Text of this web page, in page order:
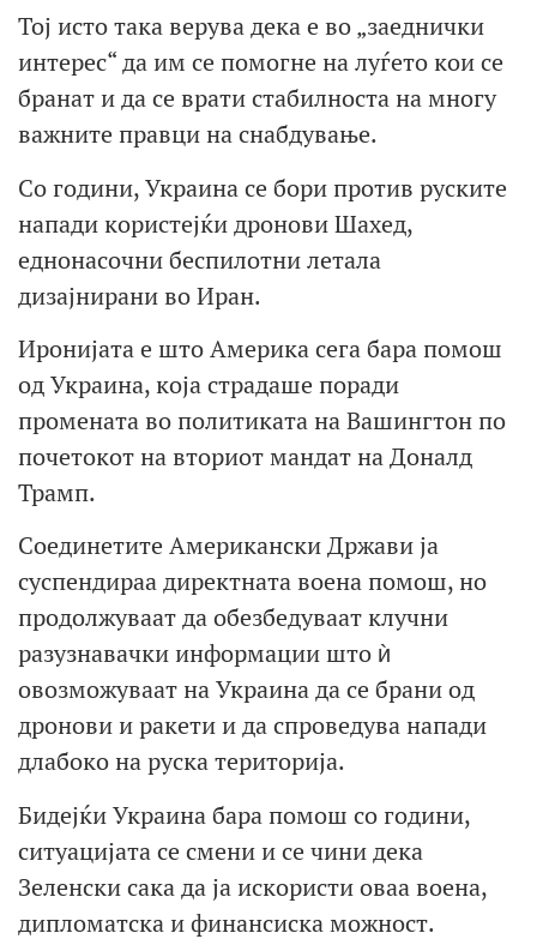
Тој исто така верува дека е во „заеднички
интерес“ да им се помогне на луѓето кои се
бранат и да се врати стабилноста на многу
важните правци на снабдување.
Со години, Украина се бори против руските
напади користејќи дронови Шахед,
еднонасочни беспилотни летала
дизајнирани во Иран.
Иронијата е што Америка сега бара помош
од Украина, која страдаше поради
промената во политиката на Вашингтон по
почетокот на вториот мандат на Доналд
Трамп.
Соединетите Американски Држави ја
суспендираа директната воена помош, но
продолжуваат да обезбедуваат клучни
разузнавачки информации што ѝ
овозможуваат на Украина да се брани од
дронови и ракети и да спроведува напади
длабоко на руска територија.
Бидејќи Украина бара помош со години,
ситуацијата се смени и се чини дека
Зеленски сака да ја искористи оваа воена,
дипломатска и финансиска можност.